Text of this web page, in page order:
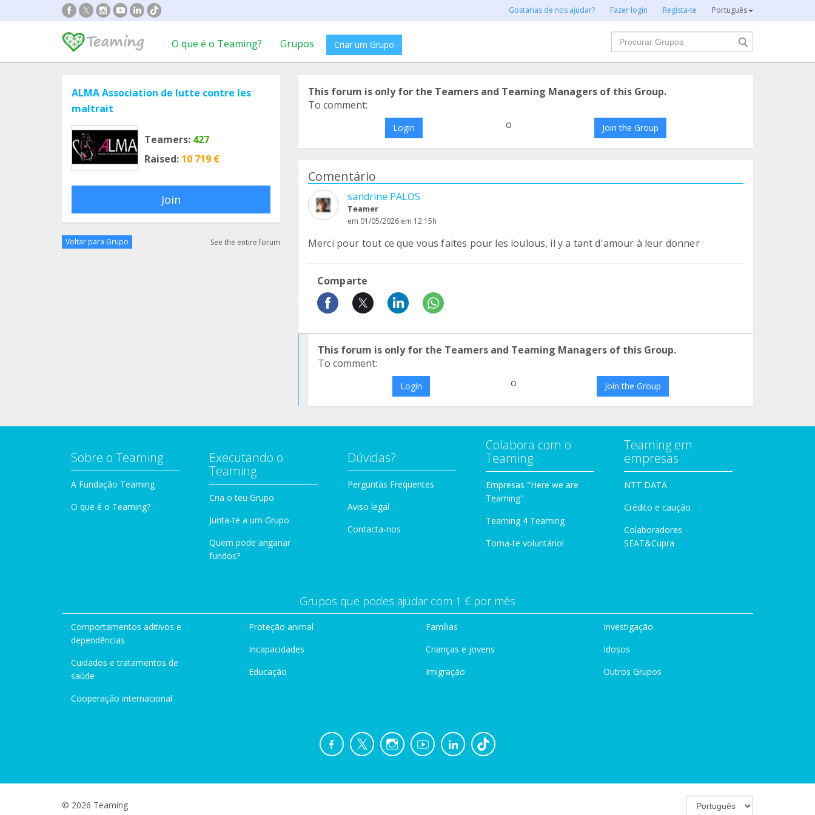
Gostarias de nos ajudar? Fazer login Regista-te Português
O que é o Teaming? Grupos Criar um Grupo
Procurar
ALMA Association de lutte contre les
maltrait
Teamers: 427
Raised: 10 719 €
Join
Voltar para Grupo See the entire forum
This forum is only for the Teamers and Teaming Managers of this Group.
To comment:
Login o Join the Group
Comentário
sandrine PALOS
Teamer
em 01/05/2026 em 12:15h
Merci pour tout ce que vous faites pour les loulous, il y a tant d'amour à leur donner
Comparte
This forum is only for the Teamers and Teaming Managers of this Group.
To comment:
Login o Join the Group
Sobre o Teaming
A Fundação Teaming
O que é o Teaming?
Executando o
Teaming
Cria o teu Grupo
Junta-te a um Grupo
Quem pode angariar
fundos?
Dúvidas?
Perguntas Frequentes
Aviso legal
Contacta-nos
Colabora com o
Teaming
Empresas "Here we are
Teaming"
Teaming 4 Teaming
Torna-te voluntário!
Teaming em
empresas
NTT DATA
Crédito e caução
Colaboradores
SEAT&Cupra
Grupos que podes ajudar com 1 € por mês
Comportamentos aditivos e
dependências
Cuidados e tratamentos de
saúde
Cooperação internacional
Proteção animal
Incapacidades
Educação
Famílias
Crianças e jovens
Imigração
Investigação
Idosos
Outros Grupos
© 2026 Teaming